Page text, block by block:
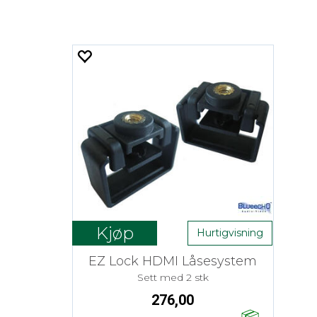
Kjøp Hurtigvisning
EZ Lock HDMI Låsesystem
Sett med 2 stk
276,00